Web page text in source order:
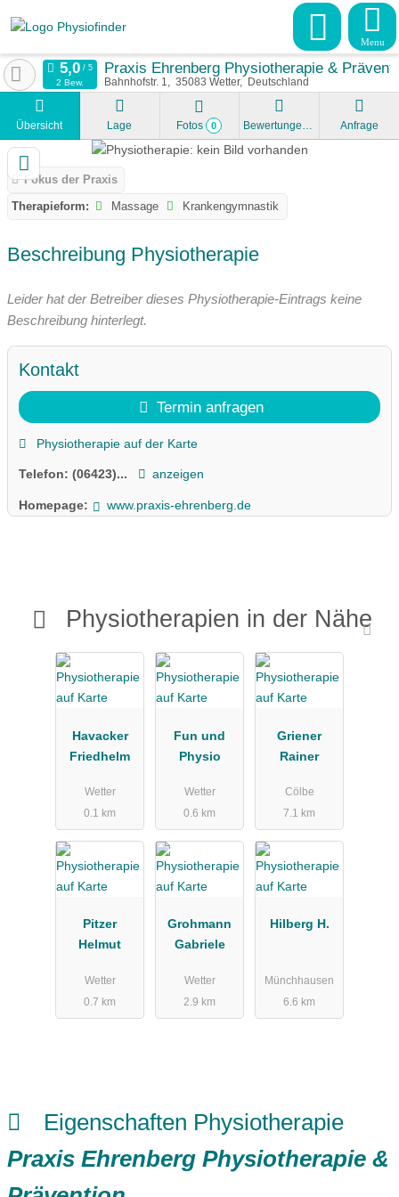
Menu
Praxis Ehrenberg Physiotherapie &
Bahnhofstr. 1 35083 Wetter Deutschland
2 Bew.
Übersicht Lage Fotos 0 Bewertungen Anfrage
Fokus der Praxis
Therapieform:
Massage Krankengymnastik
Beschreibung Physiotherapie
Leider hat der Betreiber dieses Physiotherapie-Eintrags keine
Beschreibung hinterlegt.
Kontakt
Termin anfragen
Physiotherapie auf der Karte
Telefon: (06423)... anzeigen
Homepage: www.praxis-ehrenberg.de
Physiotherapien in der Nähe
Havacker
Friedhelm
Wetter
0.1 km
Fun und
Physio
Wetter
0.6 km
Griener
Rainer
Cölbe
7.1 km
Pitzer
Helmut
Wetter
0.7 km
Grohmann
Gabriele
Wetter
2.9 km
Hilberg H.
Münchhausen
6.6 km
Eigenschaften Physiotherapie
Praxis Ehrenberg Physiotherapie &